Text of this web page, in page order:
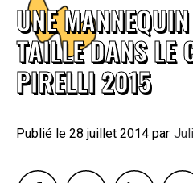
UNE
TAILLE DANS LE
PIRELLI 2015
28 juillet 2014 By